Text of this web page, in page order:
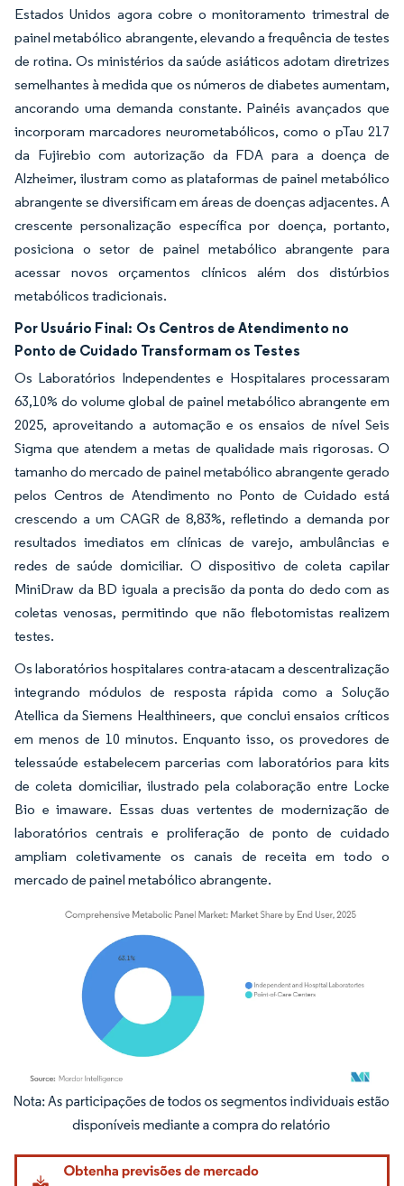
Estados Unidos agora cobre o monitoramento trimestral de
painel metabólico abrangente, elevando a frequência de testes
de rotina. Os ministérios da saúde asiáticos adotam diretrizes
semelhantes à medida que os números de diabetes aumentam,
ancorando uma demanda constante. Painéis avançados que
incorporam marcadores neurometabólicos, como o pTau 217
da Fujirebio com autorização da FDA para a doença de
Alzheimer, ilustram como as plataformas de painel metabólico
abrangente se diversificam em áreas de doenças adjacentes. A
crescente personalização específica por doença, portanto,
posiciona o setor de painel metabólico abrangente para
acessar novos orçamentos clínicos além dos distúrbios
metabólicos tradicionais.
Por Usuário Final: Os Centros de Atendimento no
Ponto de Cuidado Transformam os Testes
Os Laboratórios Independentes e Hospitalares processaram
63,10% do volume global de painel metabólico abrangente em
2025, aproveitando a automação e os ensaios de nível Seis
Sigma que atendem a metas de qualidade mais rigorosas. O
tamanho do mercado de painel metabólico abrangente gerado
pelos Centros de Atendimento no Ponto de Cuidado está
crescendo a um CAGR de 8,83%, refletindo a demanda por
resultados imediatos em clínicas de varejo, ambulâncias e
redes de saúde domiciliar. O dispositivo de coleta capilar
MiniDraw da BD iguala a precisão da ponta do dedo com as
coletas venosas, permitindo que não flebotomistas realizem
testes.
Os laboratórios hospitalares contra-atacam a descentralização
integrando módulos de resposta rápida como a Solução
Atellica da Siemens Healthineers, que conclui ensaios críticos
em menos de 10 minutos. Enquanto isso, os provedores de
telessaúde estabelecem parcerias com laboratórios para kits
de coleta domiciliar, ilustrado pela colaboração entre Locke
Bio e imaware. Essas duas vertentes de modernização de
laboratórios centrais e proliferação de ponto de cuidado
ampliam coletivamente os canais de receita em todo o
mercado de painel metabólico abrangente.
Imagem © Mordor Intelligence. O reuso requer atribuição conforme CC BY 4.0.